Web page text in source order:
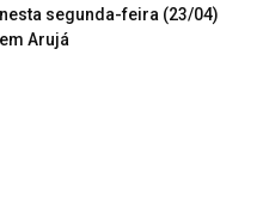
nesta segunda-feira (23/04)
em Arujá